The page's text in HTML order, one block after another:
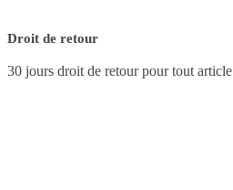
Droit de retour
30 jours droit de retour pour tout article